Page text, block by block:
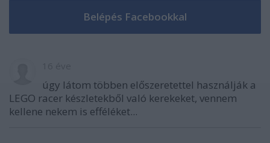
úgy látom többen előszeretettel használják a
LEGO racer készletekből való kerekeket, vennem
kellene nekem is efféléket...